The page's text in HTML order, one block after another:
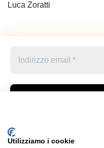
Luca Zoratti
Accetto le condizioni
newsletter
Privacy Policy –
UNIONE STAMPA
Utilizziamo i cookie